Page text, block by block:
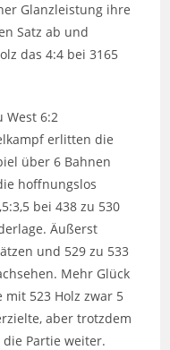
Glanzleistung ihre
Satz ab und
das 4:4 bei 3165
West 6:2
erlitten die
über 6 Bahnen
hoffnungslos
bei 438 zu 530
Äußerst
und 529 zu 533
Mehr Glück
mit 523 Holz zwar 5
aber trotzdem
Partie weiter.